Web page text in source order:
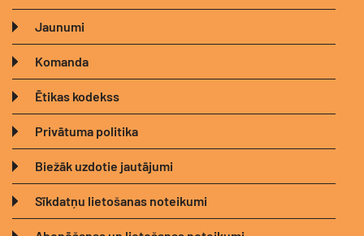
Jaunumi
Komanda
Ētikas kodekss
Privātuma politika
Biežāk uzdotie jautājumi
Sīkdatņu lietošanas noteikumi